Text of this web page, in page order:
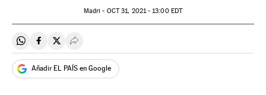
Madri - OCT31, 2021 - 13:00EDT
Compartir en Whatsapp
Compartir en Facebook
Compartir en Twitter
Desplegar Redes Sociales
Añadir EL PAÍS en Google